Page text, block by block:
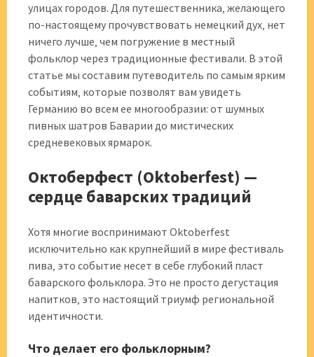
улицах городов. Для путешественника‚ желающего
по-настоящему прочувствовать немецкий дух‚ нет
ничего лучше‚ чем погружение в местный
фольклор через традиционные фестивали. В этой
статье мы составим путеводитель по самым ярким
событиям‚ которые позволят вам увидеть
Германию во всем ее многообразии: от шумных
пивных шатров Баварии до мистических
средневековых ярмарок.
Октоберфест (Oktoberfest) —
сердце баварских традиций
Хотя многие воспринимают Oktoberfest
исключительно как крупнейший в мире фестиваль
пива‚ это событие несет в себе глубокий пласт
баварского фольклора. Это не просто дегустация
напитков‚ это настоящий триумф региональной
идентичности.
Что делает его фольклорным?